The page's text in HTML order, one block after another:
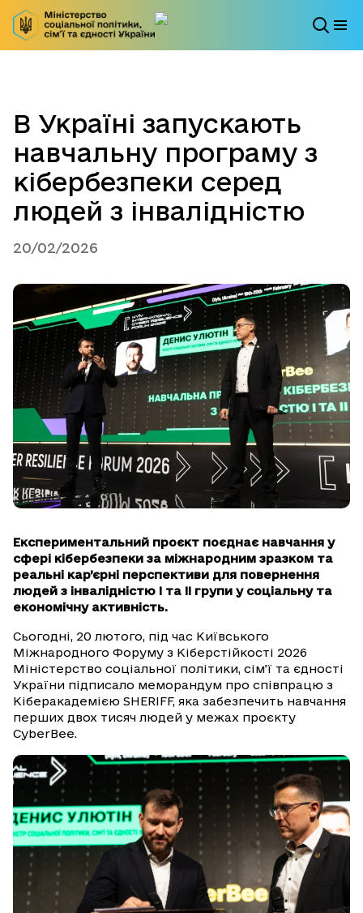
В Україні запускають
навчальну програму з
кібербезпеки серед
людей з інвалідністю
20/02/2026
Експериментальний проєкт поєднає навчання у
сфері кібербезпеки за міжнародним зразком та
реальні кар’єрні перспективи для повернення
людей з інвалідністю І та ІІ групи у соціальну та
економічну активність.
Сьогодні, 20 лютого, під час Київського
Міжнародного Форуму з Кіберстійкості 2026
Міністерство соціальної політики, сім’ї та єдності
України підписало меморандум про співпрацю з
Кіберакадемією SHERIFF, яка забезпечить навчання
перших двох тисяч людей у межах проєкту
CyberBee.